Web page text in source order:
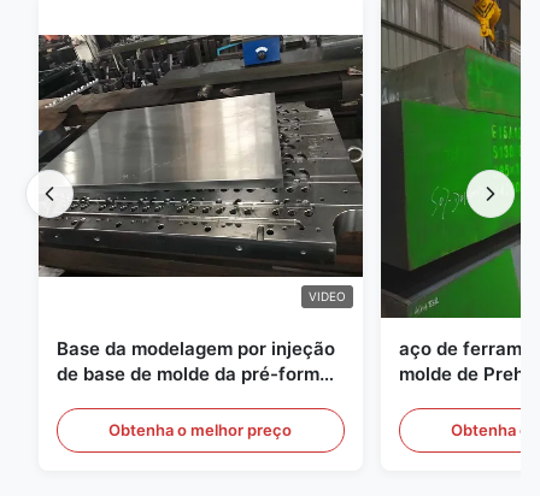
VIDEO
Base da modelagem por injeção
de base de molde da pré-forma
S136 P20Obtenha o melhor preço
aço de
molde de
Obtenha o